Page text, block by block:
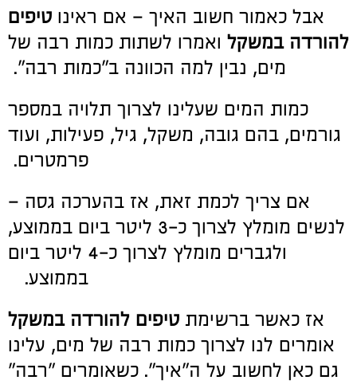
אבל כאמור חשוב האיך – אם ראינו טיפים
להורדה במשקל ואמרו לשתות כמות רבה של
מים, נבין למה הכוונה ב"כמות רבה".
כמות המים שעלינו לצרוך תלויה במספר
גורמים, בהם גובה, משקל, גיל, פעילות, ועוד
פרמטרים.
אם צריך לכמת זאת, אז בהערכה גסה –
לנשים מומלץ לצרוך כ-3 ליטר ביום בממוצע,
ולגברים מומלץ לצרוך כ-4 ליטר ביום
בממוצע.
אז כאשר ברשימת טיפים להורדה במשקל
אומרים לנו לצרוך כמות רבה של מים, עלינו
גם כאן לחשוב על ה"איך". כשאומרים "רבה"